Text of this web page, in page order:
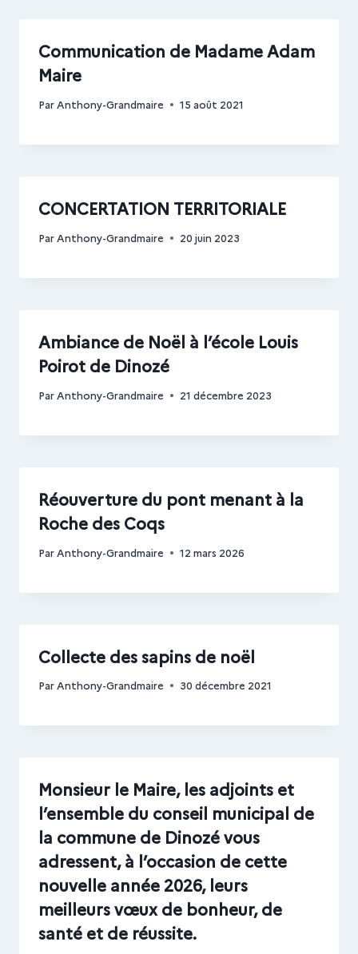
Communication de Madame Adam
Maire
ParAnthony-Grandmaire 15 août 2021
CONCERTATION TERRITORIALE
ParAnthony-Grandmaire 20 juin 2023
Ambiance de Noël à l’école Louis
Poirot de Dinozé
ParAnthony-Grandmaire 21 décembre 2023
Réouverture du pont menant à la
Roche des Coqs
ParAnthony-Grandmaire 12 mars 2026
Collecte des sapins de noël
ParAnthony-Grandmaire 30 décembre 2021
Monsieur le Maire, les adjoints et
l’ensemble du conseil municipal de
la commune de Dinozé vous
adressent, à l’occasion de cette
nouvelle année 2026, leurs
meilleurs vœux de bonheur, de
santé et de réussite.